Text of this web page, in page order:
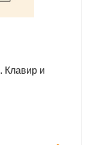
Клавир и